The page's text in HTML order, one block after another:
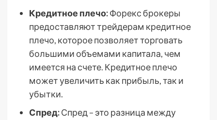
Кредитное плечо:Форекс брокеры
предоставляют трейдерам кредитное
плечо, которое позволяет торговать
большими объемами капитала, чем
имеется на счете. Кредитное плечо
может увеличить как прибыль, так и
убытки.
Спред:Спред – это разница между